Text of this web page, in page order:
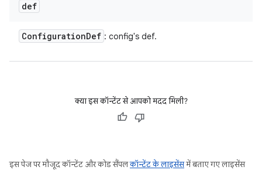
def
ConfigurationDef : config's def.
क्या इस कॉन्टेंट से आपको मदद मिली?
इस पेज पर मौजूद कॉन्टेंट और कोड सैंपलकॉन्टेंट के लाइसेंसमें बताए गए लाइसेंस